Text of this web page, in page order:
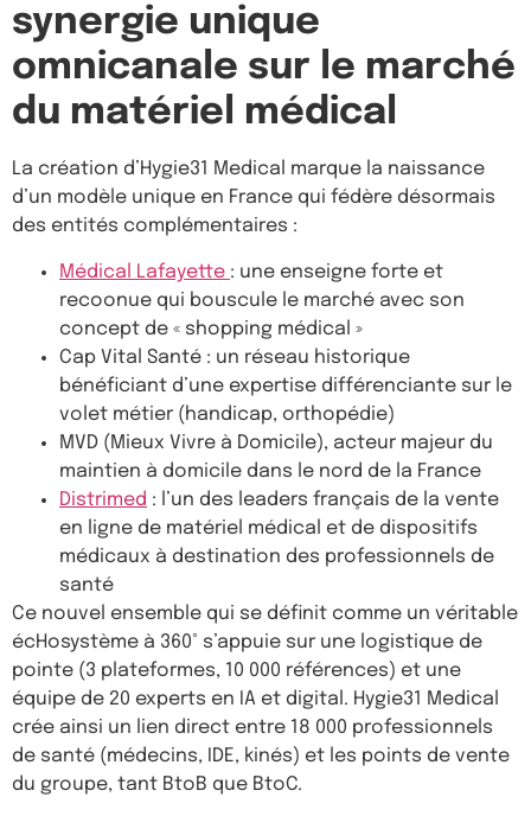
synergie unique
omnicanale sur le marché
du matériel médical
La création d’Hygie31 Medical marque la naissance
d’un modèle unique en France qui fédère désormais
des entités complémentaires :
Médical Lafayette : une enseigne forte et
recoonue qui bouscule le marché avec son
concept de « shopping médical »
Cap Vital Santé : un réseau historique
bénéficiant d’une expertise différenciante sur le
volet métier (handicap, orthopédie)
MVD (Mieux Vivre à Domicile), acteur majeur du
maintien à domicile dans le nord de la France
Distrimed : l’un des leaders français de la vente
en ligne de matériel médical et de dispositifs
médicaux à destination des professionnels de
santé
Ce nouvel ensemble qui se définit comme un véritable
écHosystème à 360° s’appuie sur une logistique de
pointe (3 plateformes, 10 000 références) et une
équipe de 20 experts en IA et digital. Hygie31 Medical
crée ainsi un lien direct entre 18 000 professionnels
de santé (médecins, IDE, kinés) et les points de vente
du groupe, tant BtoB que BtoC.